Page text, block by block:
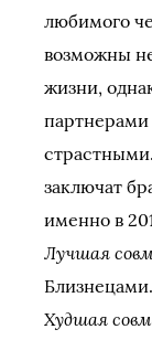
любимого
возможны
жизни,
партнерами
заключат
именно в
Лучшая
Близнецами.
Худшая